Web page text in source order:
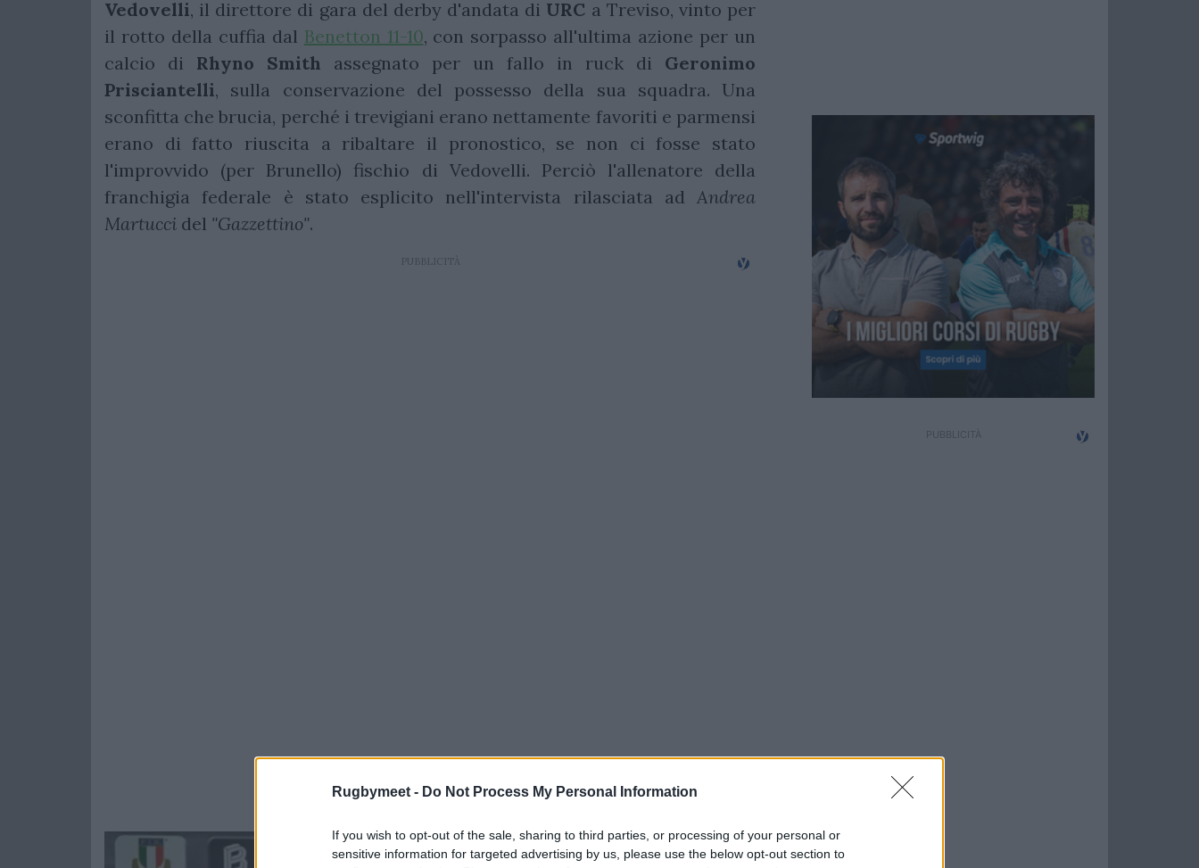
Rugbymeet - Do Not Process My Personal Information
If you wish to opt-out of the sale, sharing to third parties, or processing of your personal or
sensitive information for targeted advertising by us, please use the below opt-out section to
Vedovelli, il direttore di gara del derby d'andata di URC a Treviso, vinto per
il rotto della cuffia dal Benetton 11-10, con sorpasso all'ultima azione per un
calcio di Rhyno Smith assegnato per un fallo in ruck di Geronimo
Prisciantelli, sulla conservazione del possesso della sua squadra. Una
sconfitta che brucia, perché i trevigiani erano nettamente favoriti e parmensi
erano di fatto riuscita a ribaltare il pronostico, se non ci fosse stato
l'improvvido (per Brunello) fischio di Vedovelli. Perciò l'allenatore della
franchigia federale è stato esplicito nell'intervista rilasciata ad Andrea
Martucci del "Gazzettino".